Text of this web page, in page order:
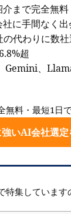
介まで完全無料
社に手間なく
の代わりに数
超
Gemini、
無料・最短1日
いAI会社選定
特集しています